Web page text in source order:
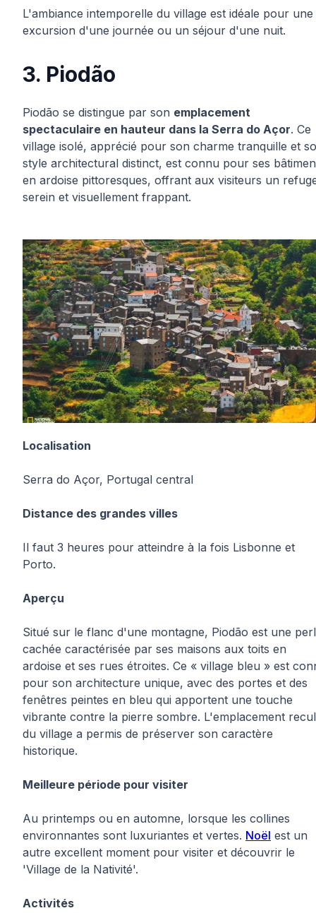
L'ambiance intemporelle du village est idéale pour une
excursion d'une journée ou un séjour d'une nuit.
3. Piodão
Piodão se distingue par son emplacement
spectaculaire en hauteur dans la Serra do Açor. Ce
village isolé, apprécié pour son charme tranquille et
style architectural distinct, est connu pour ses
en ardoise pittoresques, offrant aux visiteurs un
serein et visuellement frappant.
Localisation
Serra do Açor, Portugal central
Distance des grandes villes
Il faut 3 heures pour atteindre à la fois Lisbonne et
Porto.
Aperçu
Situé sur le flanc d'une montagne, Piodão est une
cachée caractérisée par ses maisons aux toits en
ardoise et ses rues étroites. Ce « village bleu » est
pour son architecture unique, avec des portes et des
fenêtres peintes en bleu qui apportent une touche
vibrante contre la pierre sombre. L'emplacement
du village a permis de préserver son caractère
historique.
Meilleure période pour visiter
Au printemps ou en automne, lorsque les collines
environnantes sont luxuriantes et vertes. Noël est un
autre excellent moment pour visiter et découvrir le
'Village de la Nativité'.
Activités